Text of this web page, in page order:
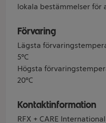
lokala bestämmelser för
Förvaring
Lägsta
5°C
Högsta
20°C
Kontaktinformation
RFX + CARE